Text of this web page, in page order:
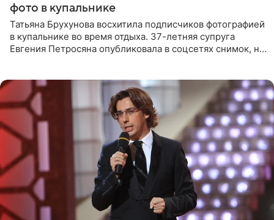
фото в купальнике
Татьяна Брухунова восхитила подписчиков фотографией
в купальнике во время отдыха. 37-летняя супруга
Евгения Петросяна опубликовала в соцсетях снимок, на